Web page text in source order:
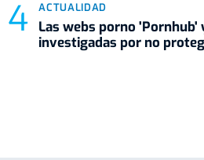
ACTUALIDAD
Las webs porno 'Pornhub'
investigadas por no